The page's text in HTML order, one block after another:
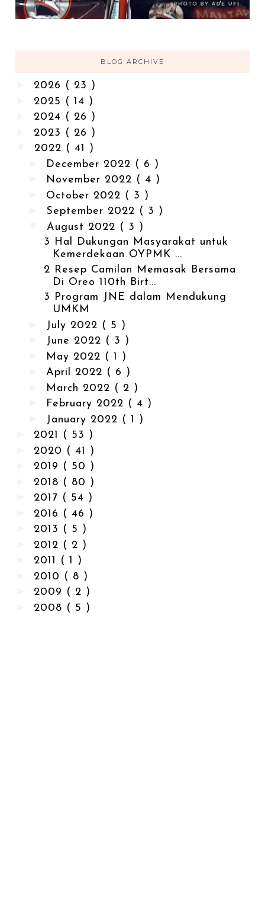
BLOG ARCHIVE
2026 ( 23 )
2025 ( 14 )
2024 ( 26 )
2023 ( 26 )
2022 ( 41 )
December 2022 ( 6 )
November 2022 ( 4 )
October 2022 ( 3 )
September 2022 ( 3 )
August 2022 ( 3 )
3 Hal Dukungan Masyarakat untuk
Kemerdekaan OYPMK ...
2 Resep Camilan Memasak Bersama
Di Oreo 110th Birt...
3 Program JNE dalam Mendukung
UMKM
July 2022 ( 5 )
June 2022 ( 3 )
May 2022 ( 1 )
►April 2022 ( 6 )
March 2022 ( 2 )
February 2022 ( 4 )
January 2022 ( 1 )
2021 ( 53 )
2020 ( 41 )
2019 ( 50 )
2018 ( 80 )
2017 ( 54 )
2016 ( 46 )
2013 ( 5 )
2012 ( 2 )
2011 ( 1 )
2010 ( 8 )
2009 ( 2 )
2008 ( 5 )